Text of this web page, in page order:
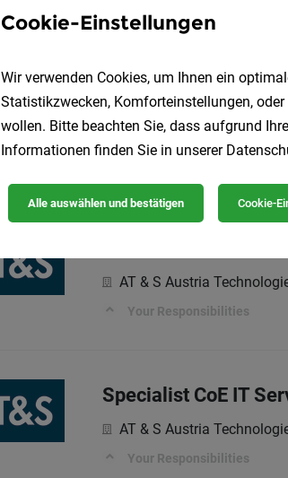
Infineon Technologies AG
Automation &
AT & S Austria
AT & S Austria
Your Responsibilities
Specialist CoE IT
AT & S Austria
Your Responsibilities
Cookie-Einstellungen
Wir verwenden Cookies, um Ihnen ein
Statistikzwecken, Komforteinstellungen,
wollen. Bitte beachten Sie, dass aufgrund
Informationen finden Sie in unserer
Alle auswählen und bestätigen Cookie-